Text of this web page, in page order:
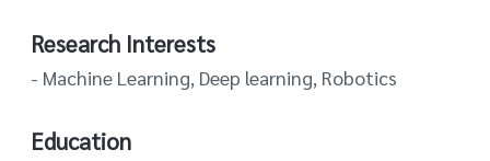
Research Interests
- Machine Learning, Deep learning, Robotics
Education